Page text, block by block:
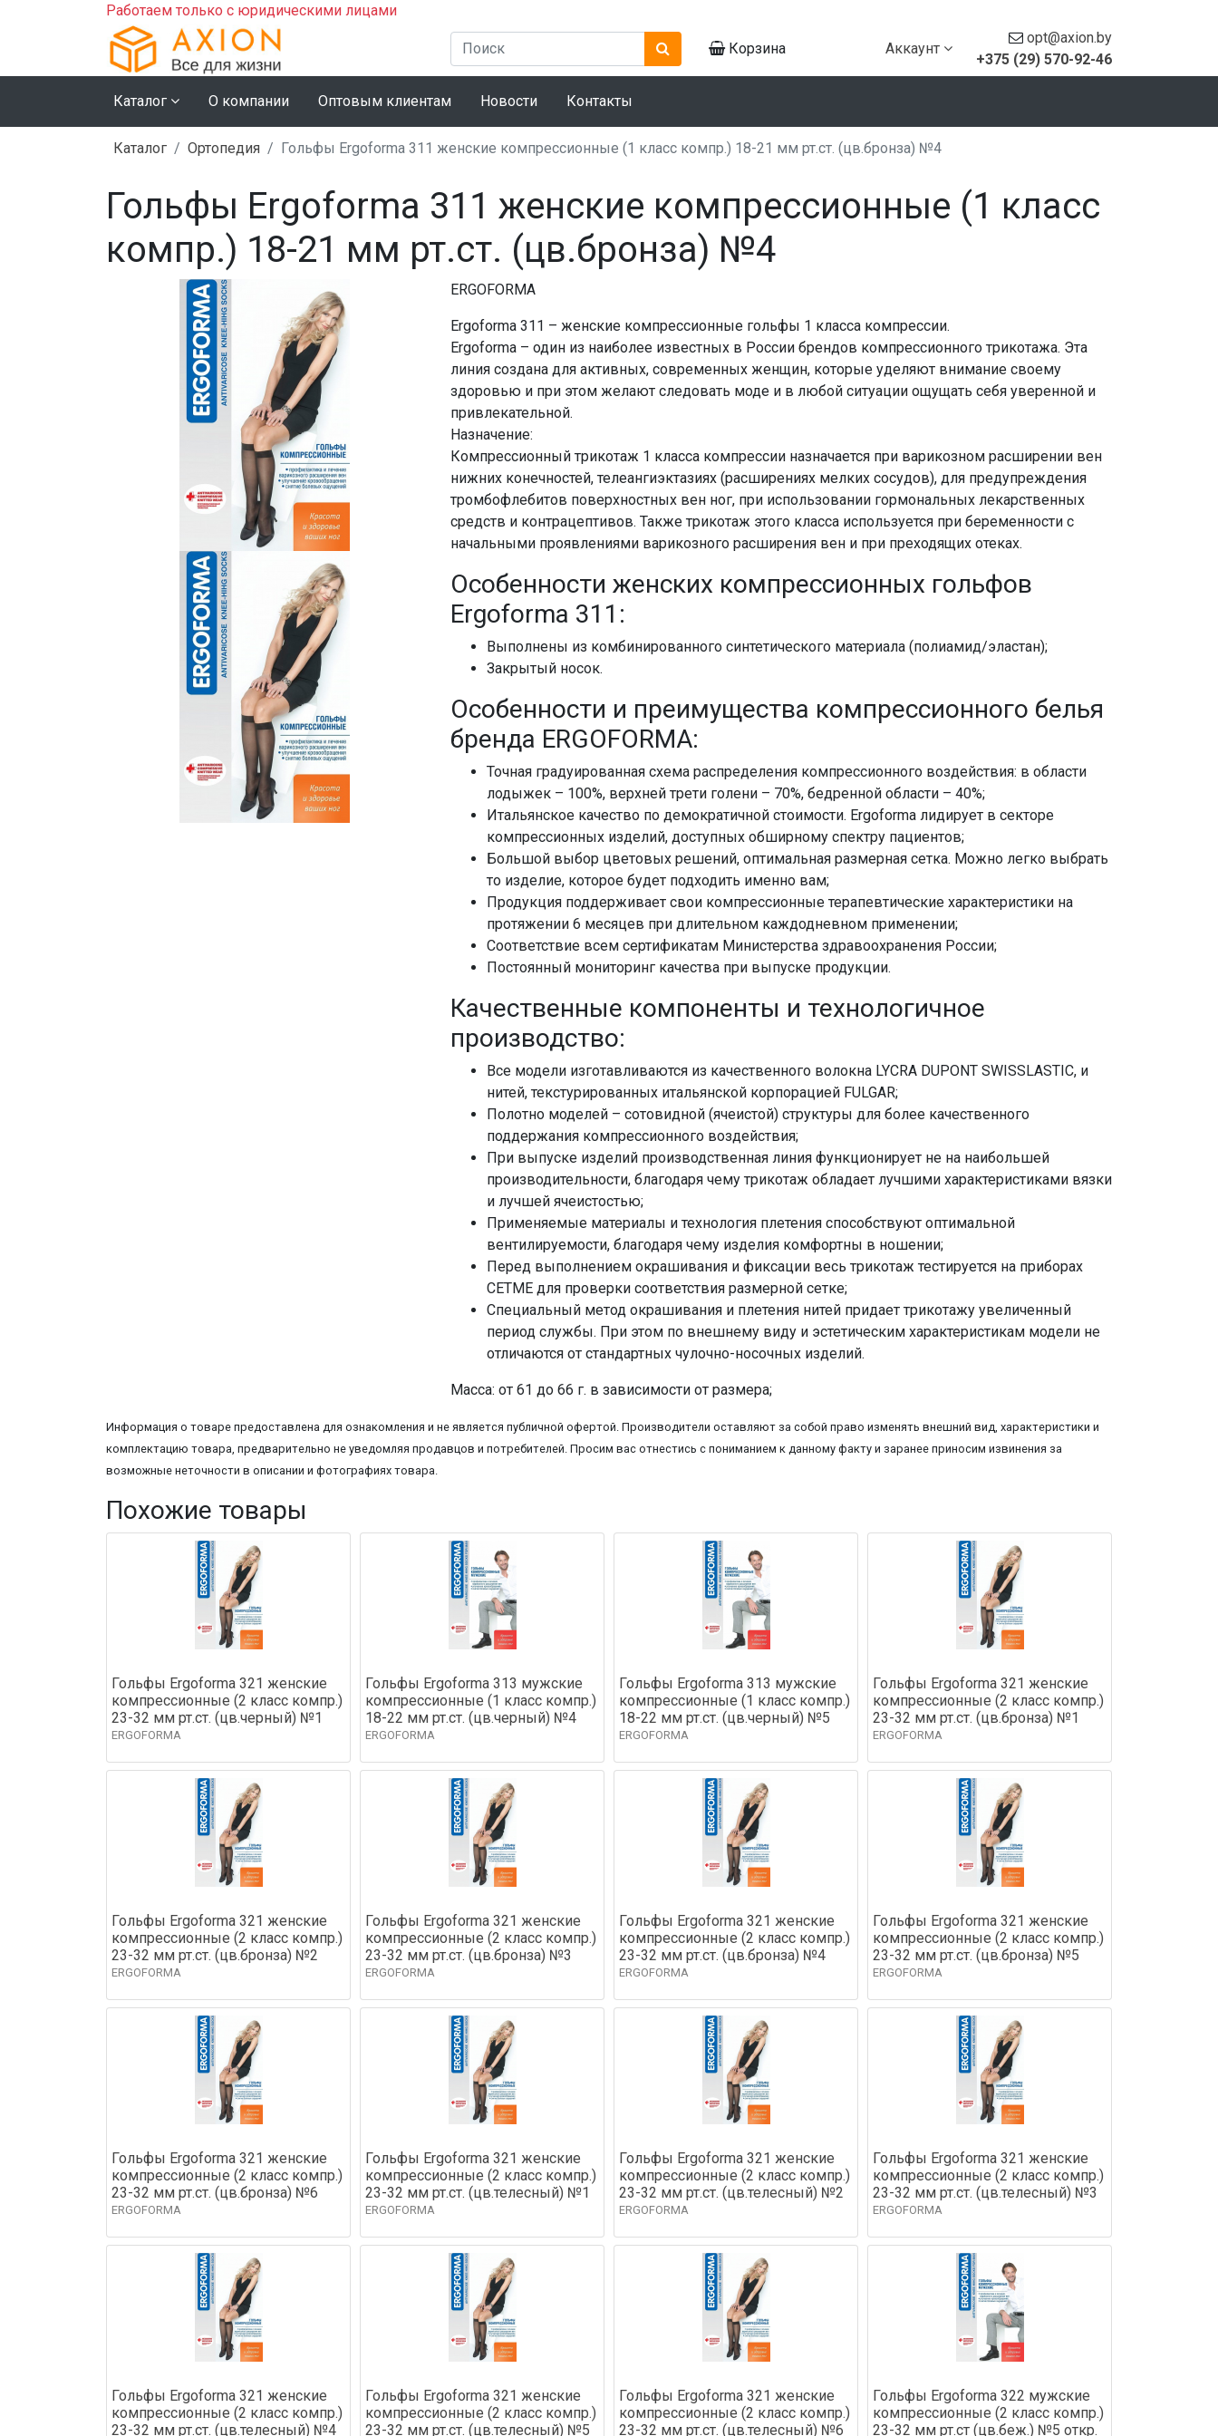
Работаем только с юридическими лицами
Корзина Аккаунт
opt@axion.by
+375 (29) 570-92-46
Каталог О компании Оптовым клиентам Новости Контакты
Каталог Ортопедия Гольфы Ergoforma 311 женские компрессионные (1 класс компр.) 18-21 мм рт.ст. (цв.бронза) №4
Гольфы Ergoforma 311 женские компрессионные (1 класс
компр.) 18-21 мм рт.ст. (цв.бронза) №4
ERGOFORMA
Ergoforma 311 – женские компрессионные гольфы 1 класса компрессии.
Ergoforma – один из наиболее известных в России брендов компрессионного трикотажа. Эта
линия создана для активных, современных женщин, которые уделяют внимание своему
здоровью и при этом желают следовать моде и в любой ситуации ощущать себя уверенной и
привлекательной.
Назначение:
Компрессионный трикотаж 1 класса компрессии назначается при варикозном расширении вен
нижних конечностей, телеангиэктазиях (расширениях мелких сосудов), для предупреждения
тромбофлебитов поверхностных вен ног, при использовании гормональных лекарственных
средств и контрацептивов. Также трикотаж этого класса используется при беременности с
начальными проявлениями варикозного расширения вен и при преходящих отеках.
Особенности женских компрессионных гольфов
Ergoforma 311:
Выполнены из комбинированного синтетического материала (полиамид/эластан);
Закрытый носок.
Особенности и преимущества компрессионного белья
бренда ERGOFORMA:
Точная градуированная схема распределения компрессионного воздействия: в области
лодыжек – 100%, верхней трети голени – 70%, бедренной области – 40%;
Итальянское качество по демократичной стоимости. Ergoforma лидирует в секторе
компрессионных изделий, доступных обширному спектру пациентов;
Большой выбор цветовых решений, оптимальная размерная сетка. Можно легко выбрать
то изделие, которое будет подходить именно вам;
Продукция поддерживает свои компрессионные терапевтические характеристики на
протяжении 6 месяцев при длительном каждодневном применении;
Соответствие всем сертификатам Министерства здравоохранения России;
Постоянный мониторинг качества при выпуске продукции.
Качественные компоненты и технологичное
производство:
Все модели изготавливаются из качественного волокна LYCRA DUPONT SWISSLASTIC, и
нитей, текстурированных итальянской корпорацией FULGAR;
Полотно моделей – сотовидной (ячеистой) структуры для более качественного
поддержания компрессионного воздействия;
При выпуске изделий производственная линия функционирует не на наибольшей
производительности, благодаря чему трикотаж обладает лучшими характеристиками вязки
и лучшей ячеистостью;
Применяемые материалы и технология плетения способствуют оптимальной
вентилируемости, благодаря чему изделия комфортны в ношении;
Перед выполнением окрашивания и фиксации весь трикотаж тестируется на приборах
CETME для проверки соответствия размерной сетке;
Специальный метод окрашивания и плетения нитей придает трикотажу увеличенный
период службы. При этом по внешнему виду и эстетическим характеристикам модели не
отличаются от стандартных чулочно-носочных изделий.
Масса: от 61 до 66 г. в зависимости от размера;
Информация о товаре предоставлена для ознакомления и не является публичной офертой. Производители оставляют за собой право изменять внешний вид, характеристики и
комплектацию товара, предварительно не уведомляя продавцов и потребителей. Просим вас отнестись с пониманием к данному факту и заранее приносим извинения за
возможные неточности в описании и фотографиях товара.
Похожие товары
Гольфы Ergoforma 321 женские
компрессионные (2 класс компр.)
23-32 мм рт.ст. (цв.черный) №1
ERGOFORMA
Гольфы Ergoforma 313 мужские
компрессионные (1 класс компр.)
18-22 мм рт.ст. (цв.черный) №4
ERGOFORMA
Гольфы Ergoforma 313 мужские
компрессионные (1 класс компр.)
18-22 мм рт.ст. (цв.черный) №5
ERGOFORMA
Гольфы Ergoforma 321 женские
компрессионные (2 класс компр.)
23-32 мм рт.ст. (цв.бронза) №1
ERGOFORMA
Гольфы Ergoforma 321 женские
компрессионные (2 класс компр.)
23-32 мм рт.ст. (цв.бронза) №2
ERGOFORMA
Гольфы Ergoforma 321 женские
компрессионные (2 класс компр.)
23-32 мм рт.ст. (цв.бронза) №3
ERGOFORMA
Гольфы Ergoforma 321 женские
компрессионные (2 класс компр.)
23-32 мм рт.ст. (цв.бронза) №4
ERGOFORMA
Гольфы Ergoforma 321 женские
компрессионные (2 класс компр.)
23-32 мм рт.ст. (цв.бронза) №5
ERGOFORMA
Гольфы Ergoforma 321 женские
компрессионные (2 класс компр.)
23-32 мм рт.ст. (цв.бронза) №6
ERGOFORMA
Гольфы Ergoforma 321 женские
компрессионные (2 класс компр.)
23-32 мм рт.ст. (цв.телесный) №1
ERGOFORMA
Гольфы Ergoforma 321 женские
компрессионные (2 класс компр.)
23-32 мм рт.ст. (цв.телесный) №2
ERGOFORMA
Гольфы Ergoforma 321 женские
компрессионные (2 класс компр.)
23-32 мм рт.ст. (цв.телесный) №3
ERGOFORMA
Гольфы Ergoforma 321 женские
компрессионные (2 класс компр.)
23-32 мм рт.ст. (цв.телесный) №4
Гольфы Ergoforma 321 женские
компрессионные (2 класс компр.)
23-32 мм рт.ст. (цв.телесный) №5
Гольфы Ergoforma 321 женские
компрессионные (2 класс компр.)
23-32 мм рт.ст. (цв.телесный) №6
Гольфы Ergoforma 322 мужские
компрессионные (2 класс компр.)
23-32 мм рт.ст (цв.беж.) №5 откр.